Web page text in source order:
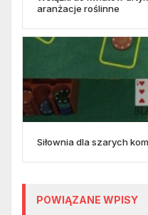
aranżacje roślinne
Siłownia dla szarych
POWIĄZANE WPISY